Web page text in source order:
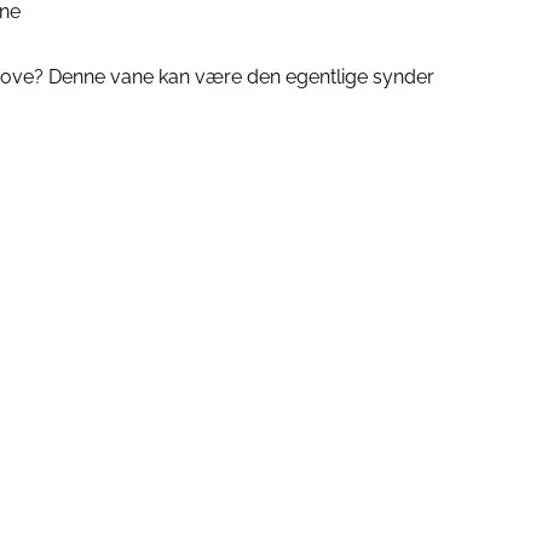
Denne vane kan være den egentlige synder